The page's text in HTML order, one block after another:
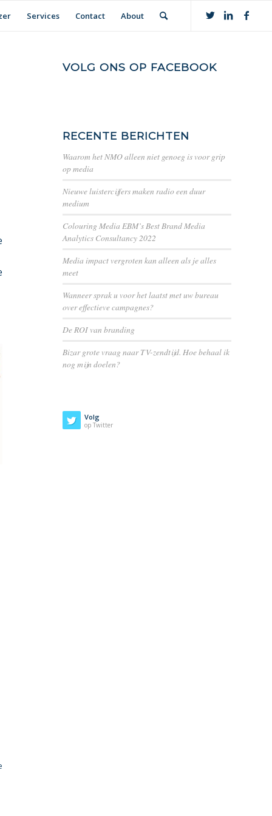
Services Contact About
VOLG ONS OP FACEBOOK
RECENTE BERICHTEN
Waarom het NMO alleen niet genoeg is voor grip
op media
Nieuwe luistercijfers maken radio een duur
medium
Colouring Media EBM’s Best Brand Media
Analytics Consultancy 2022
Media impact vergroten kan alleen als je alles
meet
Wanneer sprak u voor het laatst met uw bureau
over effectieve campagnes?
De ROI van branding
Bizar grote vraag naar TV-zendtijd. Hoe behaal ik
nog mijn doelen?
Volg
op Twitter